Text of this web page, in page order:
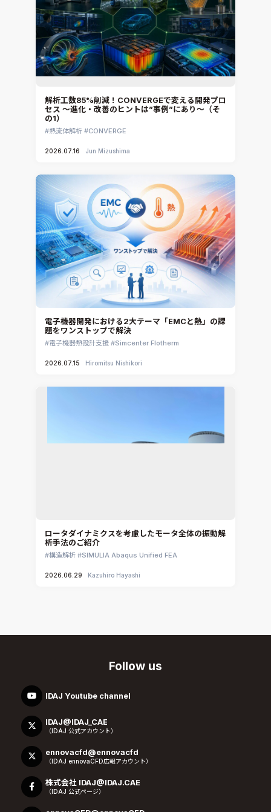
解析工数85%削減！CONVERGEで変える開発プロ
セス ～進化・改善のヒントは”事例”にあり～（そ
の1）
熱流体解析 CONVERGE
2026.07.16 Jun Mizushima
電子機器開発における2大テーマ「EMCと熱」の課
題をワンストップで解決
電子機器熱設計支援 Simcenter Flotherm
2026.07.15 Hiromitsu Nishikori
ロータダイナミクスを考慮したモータ全体の振動解
析手法のご紹介
構造解析 SIMULIA Abaqus Unified FEA
2026.06.29 Kazuhiro Hayashi
Follow us
IDAJ Youtube channel
IDAJ@IDAJ_CAE
（IDAJ 公式アカウント）
ennovacfd@ennovacfd
（IDAJ ennovaCFD広報アカウント）
株式会社 IDAJ@IDAJ.CAE
（IDAJ 公式ページ）